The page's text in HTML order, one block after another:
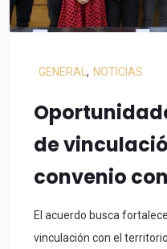
GENERAL, NOTICIAS
de
convenio
El acuerdo busca
vinculación con el territorio